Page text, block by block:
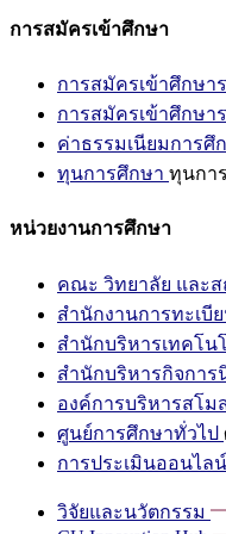
การสมัครเข้าศึกษา
การสมัครเข้าศึกษ
การสมัครเข้าศึกษ
ค่าธรรมเนียมการศึ
ทุนการศึกษา ทุนกา
หน่วยงานการศึกษา
คณะ วิทยาลัย และ
สำนักงานการทะเบี
สำนักบริหารเทคโน
สำนักบริหารกิจการ
องค์การบริหารสโม
ศูนย์การศึกษาทั่วไป
การประเมินออนไล
วิจัยและนวัตกรรม